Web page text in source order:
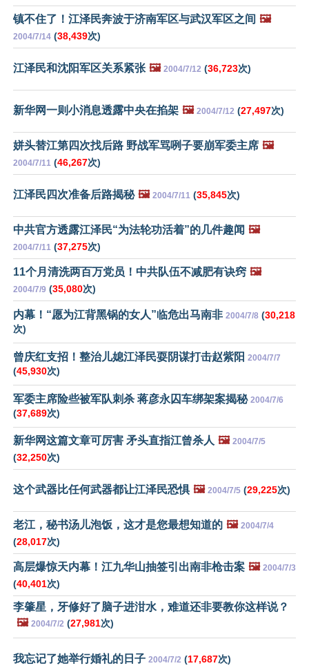
镇不住了！江泽民奔波于济南军区与武汉军区之间 🖼️
2004/7/14 (38,439次)
江泽民和沈阳军区关系紧张 🖼️ 2004/7/12 (36,723次)
新华网一则小消息透露中央在掐架 🖼️ 2004/7/12 (27,497次)
姘头替江第四次找后路 野战军骂咧子要崩军委主席 🖼️
2004/7/11 (46,267次)
江泽民四次准备后路揭秘 🖼️ 2004/7/11 (35,845次)
中共官方透露江泽民“为法轮功活着”的几件趣闻 🖼️
2004/7/11 (37,275次)
11个月清洗两百万党员！中共队伍不减肥有诀窍 🖼️
2004/7/9 (35,080次)
内幕！“愿为江背黑锅的女人”临危出马南非 2004/7/8 (30,218
次)
曾庆红支招！整治儿媳江泽民耍阴谋打击赵紫阳 2004/7/7
(45,930次)
军委主席险些被军队刺杀 蒋彦永囚车绑架案揭秘 2004/7/6
(37,689次)
新华网这篇文章可厉害 矛头直指江曾杀人 🖼️ 2004/7/5
(32,250次)
这个武器比任何武器都让江泽民恐惧 🖼️ 2004/7/5 (29,225次)
老江，秘书汤儿泡饭，这才是您最想知道的 🖼️ 2004/7/4
(28,017次)
高层爆惊天内幕！江九华山抽签引出南非枪击案 🖼️ 2004/7/3
(40,401次)
李肇星，牙修好了脑子进泔水，难道还非要教你这样说？
🖼️ 2004/7/2 (27,981次)
我忘记了她举行婚礼的日子 2004/7/2 (17,687次)